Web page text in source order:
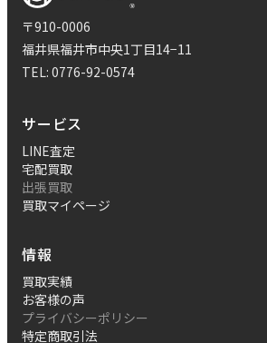
〒910-0006
福井県福井市中央1丁目14−11
TEL: 0776-92-0574
サービス
LINE査定
宅配買取
出張買取
買取マイページ
情報
買取実績
お客様の声
プライバシーポリシー
特定商取引法